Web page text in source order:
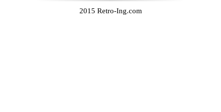
2015 Retro-Ing.com